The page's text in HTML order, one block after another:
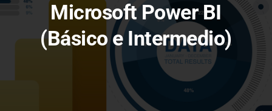
Desarrollo profesional
Solicita información
Microsoft Power BI
(Básico e Intermedio)